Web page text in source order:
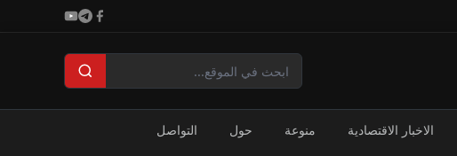
الاخبار الاقتصادية منوعة حول التواصل